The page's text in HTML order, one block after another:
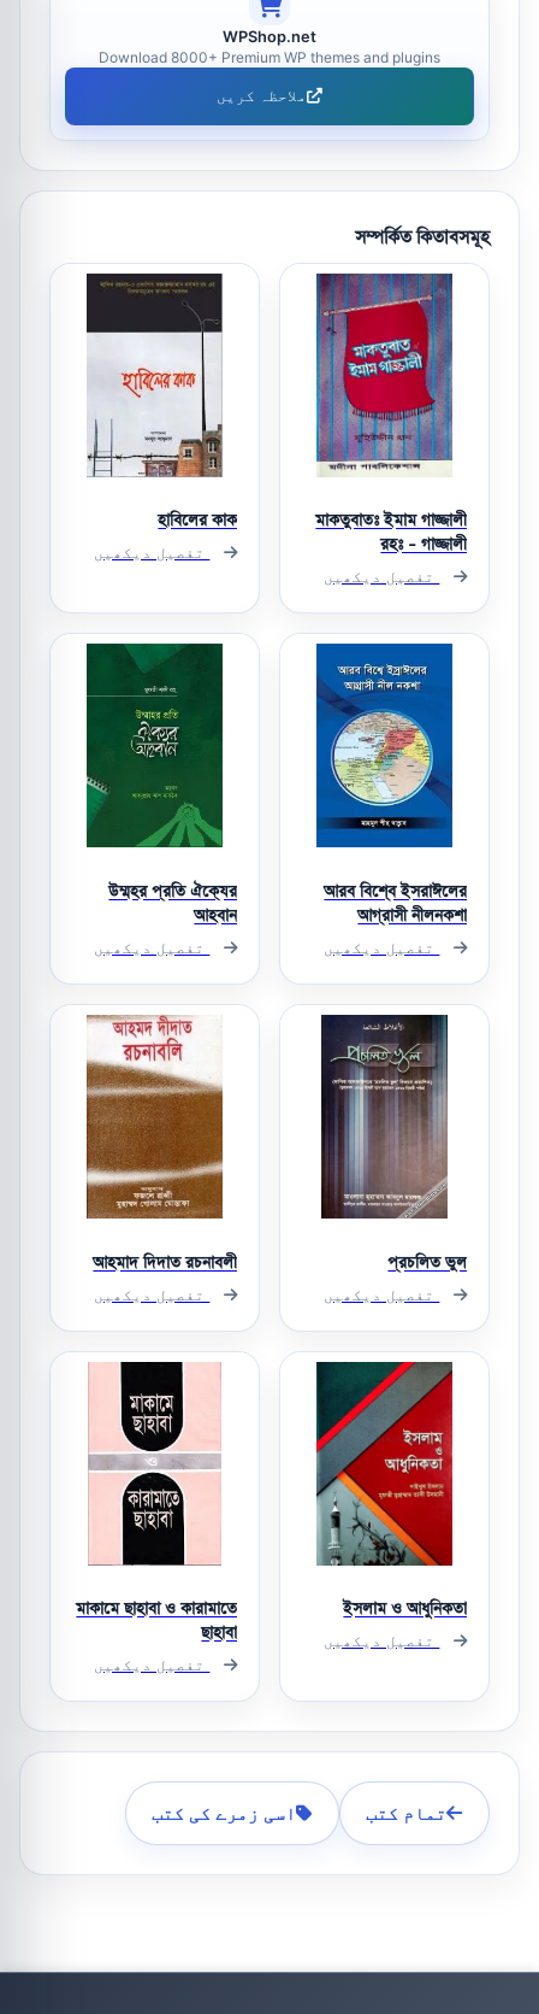
WPShop.net
Download 8000+ Premium WP themes and plugins
ملاحظہ کریں
সম্পর্কিত কিতাবসমূহ
মাকতুবাতঃ ইমাম গাজ্জালী
রহঃ - গাজ্জালী
تفصیل دیکھیں
হাবিলের কাক
تفصیل دیکھیں
আরব বিশ্বে ইসরাঈলের
আগ্রাসী নীলনকশা
تفصیل دیکھیں
উম্মহর প্রতি ঐক্যের
আহবান
تفصیل دیکھیں
প্রচলিত ভুল
تفصیل دیکھیں
আহমাদ দিদাত রচনাবলী
تفصیل دیکھیں
ইসলাম ও আধুনিকতা
تفصیل دیکھیں
মাকামে ছাহাবা ও কারামাতে
ছাহাবা
تفصیل دیکھیں
تمام کتب اسی زمرے کی کتب